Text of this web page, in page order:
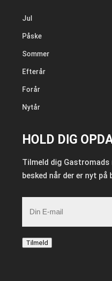
Jul
Påske
Sommer
Efterår
Forår
Nytår
HOLD DIG
Tilmeld dig Gastromads
besked når der er nyt på
mail
Tilmeld